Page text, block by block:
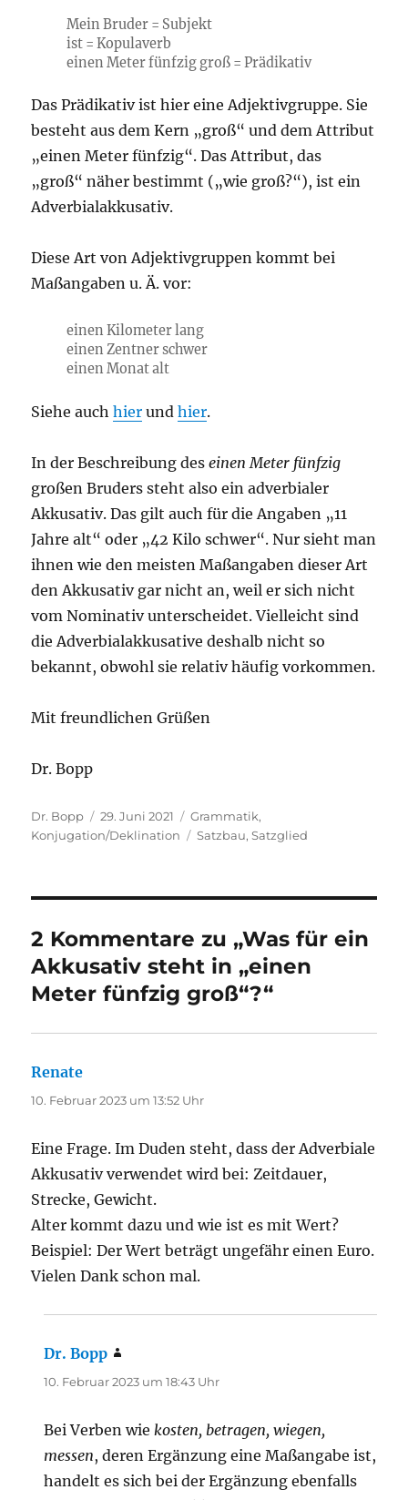
Mein Bruder = Subjekt
ist = Kopulaverb
einen Meter fünfzig groß = Prädikativ
Das Prädikativ ist hier eine Adjektivgruppe. Sie
besteht aus dem Kern „groß“ und dem Attribut
„einen Meter fünfzig“. Das Attribut, das
„groß“ näher bestimmt („wie groß?“), ist ein
Adverbialakkusativ.
Diese Art von Adjektivgruppen kommt bei
Maßangaben u. Ä. vor:
einen Kilometer lang
einen Zentner schwer
einen Monat alt
Siehe auchhier undhier.
In der Beschreibung deseinen Meter fünfzig
großen Bruders steht also ein adverbialer
Akkusativ. Das gilt auch für die Angaben „11
Jahre alt“ oder „42 Kilo schwer“. Nur sieht man
ihnen wie den meisten Maßangaben dieser Art
den Akkusativ gar nicht an, weil er sich nicht
vom Nominativ unterscheidet. Vielleicht sind
die Adverbialakkusative deshalb nicht so
bekannt, obwohl sie relativ häufig vorkommen.
Mit freundlichen Grüßen
Dr. Bopp
Autor
Dr. Bopp
Veröffentlicht
am
29. Juni 2021 Kategorien
Grammatik,
Konjugation/Deklination
Schlagwörter
Satzbau,Satzglied
2 Kommentare zu „Was für ein
Akkusativ steht in „einen
Meter fünfzig groß“?“
Renate
10. Februar 2023 um 13:52 Uhr
Eine Frage. Im Duden steht, dass der Adverbiale
Akkusativ verwendet wird bei: Zeitdauer,
Strecke, Gewicht.
Alter kommt dazu und wie ist es mit Wert?
Beispiel: Der Wert beträgt ungefähr einen Euro.
Vielen Dank schon mal.
Dr. Bopp
10. Februar 2023 um 18:43 Uhr
Bei Verben wie kosten, betragen, wiegen,
messen, deren Ergänzung eine Maßangabe ist,
handelt es sich bei der Ergänzung ebenfalls